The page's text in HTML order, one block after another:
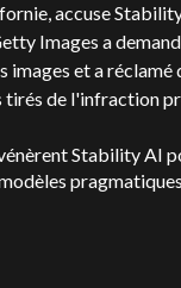
accuse
Images a
et a réclamé
de l'infraction
Stability AI